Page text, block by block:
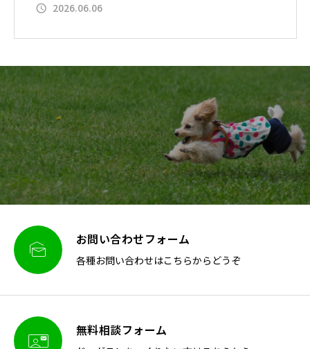
2026.06.06
 お問い合わせフォーム
各種お問い合わせはこちらからどうぞ
 無料相談フォーム